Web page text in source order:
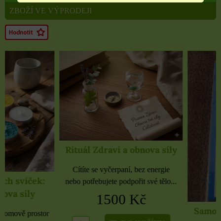
ZBOŽÍ VE VÝPRODEJI
Rituál Zdraví a obnova síly
Cítíte se vyčerpaní, bez energie
nebo potřebujete podpořit své tělo...
Samolepky černé